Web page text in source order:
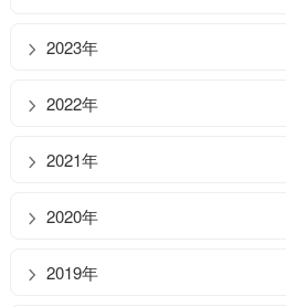
2023年
2022年
2021年
2020年
2019年